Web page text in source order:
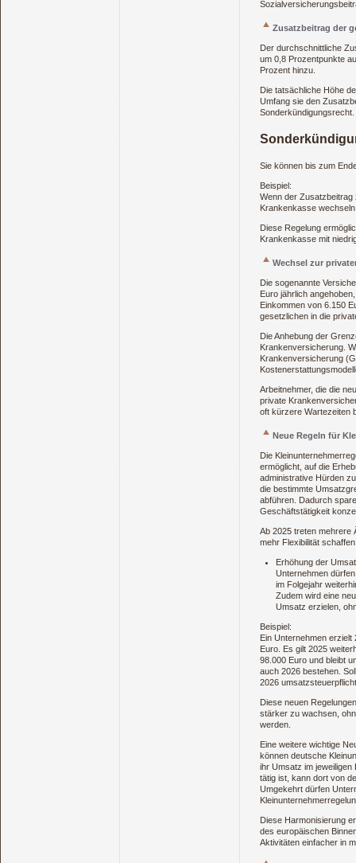
Zusatzbeitrag der
Der durchschnittliche
um 0,8 Prozentpunkte
Prozent hinzu.
Die tatsächliche Höhe
Umfang sie den
Sonderkündigungsrecht.
Sie können bis zum
Beispiel:
Wenn der Zusatzbeitrag
Krankenkasse
Diese Regelung
Krankenkasse mit
Wechsel zur
Die sogenannte
Euro jährlich
Einkommen von 6.150
gesetzlichen in die
Die Anhebung der
Krankenversicherung.
Krankenversicherung
Arbeitnehmer, die die
private
oft kürzere Wartezeiten
Neue Regeln für
Die
ermöglicht, auf die
administrative Hürden
die bestimmte
abführen. Dadurch
Geschäftstätigkeit
Ab 2025 treten mehrere
mehr Flexibilität
Erhöhung der
Unternehmen
im Folgejahr
Zudem wird eine
Umsatz erzielen,
Beispiel:
Ein Unternehmen
Euro. Es gilt 2025
98.000 Euro und bleibt
auch 2026 bestehen.
2026
Diese neuen
stärker zu wachsen,
werden.
Eine weitere wichtige
können deutsche
ihr Umsatz im
tätig ist, kann dort von
Umgekehrt dürfen
Diese Harmonisierung
des europäischen
Aktivitäten einfacher in